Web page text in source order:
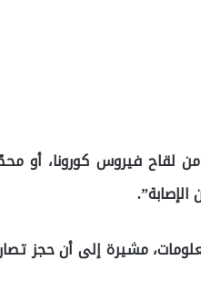
لقاح فيروس كورونا، أو
مشيرة إلى أن حجز